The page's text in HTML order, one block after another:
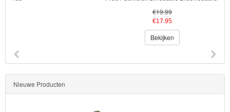
Nieuwe Producten